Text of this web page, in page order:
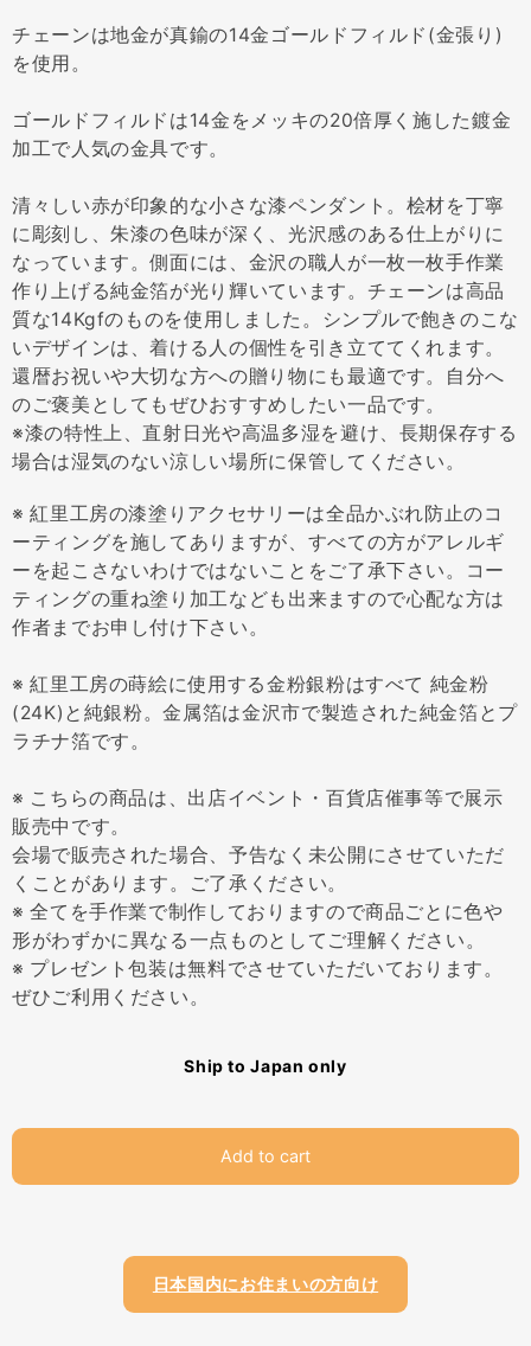
チェーンは地金が真鍮の14金ゴールドフィルド(金張り)
を使用。
ゴールドフィルドは14金をメッキの20倍厚く施した鍍金
加工で人気の金具です。
清々しい赤が印象的な小さな漆ペンダント。桧材を丁寧
に彫刻し、朱漆の色味が深く、光沢感のある仕上がりに
なっています。側面には、金沢の職人が一枚一枚手作業
作り上げる純金箔が光り輝いています。チェーンは高品
質な14Kgfのものを使用しました。シンプルで飽きのこな
いデザインは、着ける人の個性を引き立ててくれます。
還暦お祝いや大切な方への贈り物にも最適です。自分へ
のご褒美としてもぜひおすすめしたい一品です。
※漆の特性上、直射日光や高温多湿を避け、長期保存する
場合は湿気のない涼しい場所に保管してください。
※ 紅里工房の漆塗りアクセサリーは全品かぶれ防止のコ
ーティングを施してありますが、すべての方がアレルギ
ーを起こさないわけではないことをご了承下さい。コー
ティングの重ね塗り加工なども出来ますので心配な方は
作者までお申し付け下さい。
※ 紅里工房の蒔絵に使用する金粉銀粉はすべて 純金粉
(24K)と純銀粉。金属箔は金沢市で製造された純金箔とプ
ラチナ箔です。
※ こちらの商品は、出店イベント・百貨店催事等で展示
販売中です。
会場で販売された場合、予告なく未公開にさせていただ
くことがあります。ご了承ください。
※ 全てを手作業で制作しておりますので商品ごとに色や
形がわずかに異なる一点ものとしてご理解ください。
※ プレゼント包装は無料でさせていただいております。
ぜひご利用ください。
Ship to Japan only
Add to cart
日本国内にお住まいの方向け